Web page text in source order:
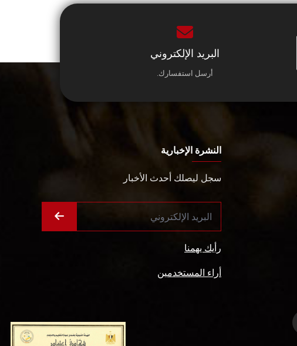
البريد الإلكتروني
أرسل استفسارك.
النشرة الإخبارية
سجل ليصلك أحدث الأخبار
رأيك يهمنا
أراء المستخدمين